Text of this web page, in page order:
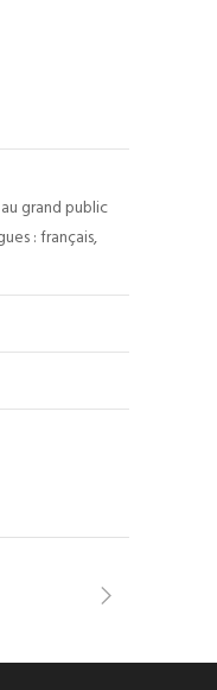
grand public
: français,